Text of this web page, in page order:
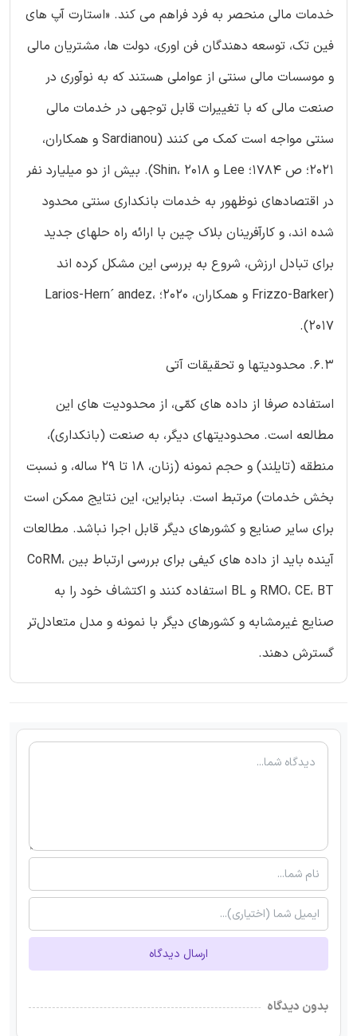
خدمات مالی منحصر به فرد فراهم می کند. «استارت آپ های
فین تک، توسعه دهندگان فن اوری، دولت ها، مشتریان مالی
و موسسات مالی سنتی از عواملی هستند که به نوآوری در
صنعت مالی که با تغییرات قابل توجهی در خدمات مالی
سنتی مواجه است کمک می کنند (Sardianou و همکاران،
2021؛ ص 1784؛ Lee و Shin، 2018). بیش از دو میلیارد نفر
در اقتصادهای نوظهور به خدمات بانکداری سنتی محدود
شده اند، و کارآفرینان بلاک چین با ارائه راه حلهای جدید
برای تبادل ارزش، شروع به بررسی این مشکل کرده اند
(Frizzo-Barker و همکاران، 2020؛ Larios-Hern´ andez،
2017).
6.3. محدودیتها و تحقیقات آتی
استفاده صرفا از داده های کمّی، از محدودیت های این
مطالعه است. محدودیتهای دیگر، به صنعت (بانکداری)،
منطقه (تایلند) و حجم نمونه (زنان، 18 تا 29 ساله، و نسبت
بخش خدمات) مرتبط است. بنابراین، این نتایج ممکن است
برای سایر صنایع و کشورهای دیگر قابل اجرا نباشد. مطالعات
آینده باید از داده های کیفی برای بررسی ارتباط بین CoRM،
RMO، CE، BT و BL استفاده کنند و اکتشاف خود را به
صنایع غیرمشابه و کشورهای دیگر با نمونه و مدل متعادل‌تر
گسترش دهند.
ارسال دیدگاه
بدون دیدگاه